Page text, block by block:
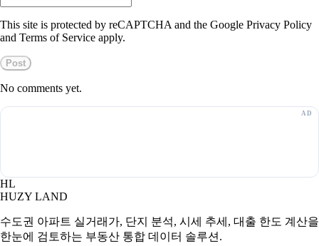
This site is protected by reCAPTCHA and the Google Privacy Policy
and Terms of Service apply.
Post
No comments yet.
HL
HUZY LAND
수도권 아파트 실거래가, 단지 분석, 시세 추세, 대출 한도 계산을
한눈에 검토하는 부동산 통합 데이터 솔루션.